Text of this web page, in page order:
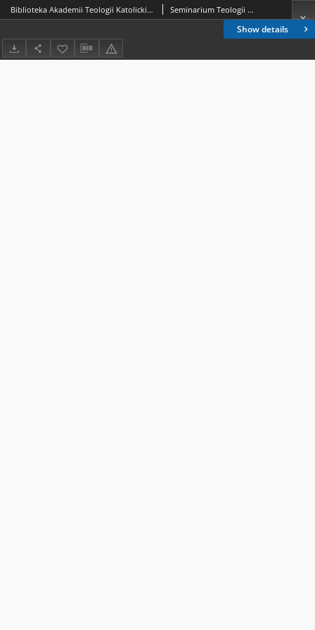
Show details
Biblioteka Akademii Teologii Katolickiej - Inwentarz Nr 27 Seminarium Teologii Dogmatycznej Pozytywnej Wydziału Teologii Katolickiej Uniwersytetu Warszawskiego; Biblioteka Akademii Teologii Katolickiej